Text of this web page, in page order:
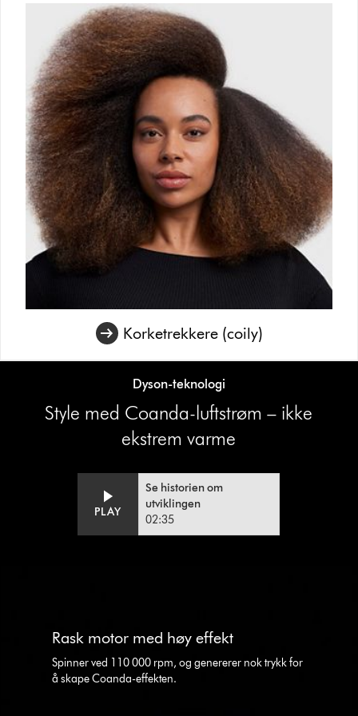
Korketrekkere (coily)
Dyson-teknologi
Style med Coanda-luftstrøm – ikke
ekstrem varme
PLAY
Se historien om
utviklingen
02:35
Rask motor med høy effekt
Spinner ved 110 000 rpm, og genererer nok trykk for
å skape Coanda-effekten.